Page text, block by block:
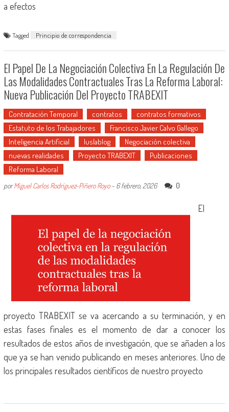
a efectos
Tagged Principio de correspondencia
El Papel De La Negociación Colectiva En La Regulación De
Las Modalidades Contractuales Tras La Reforma Laboral:
Nueva Publicación Del Proyecto TRABEXIT
Contratación Temporal contratos
contratos formativos
Estatuto de los Trabajadores
Francisco Javier Calvo Gallego
Inteligencia Artificial
Iuslablog
Negociación colectiva
nuevas realidades
Proyecto TRABEXIT
Publicaciones
Reforma Laboral
porMiguel Carlos Rodríguez-Piñero Royo- 6 febrero, 2026 0
El
proyecto TRABEXIT se va acercando a su terminación, y en
estas fases finales es el momento de dar a conocer los
resultados de estos años de investigación, que se añaden a los
que ya se han venido publicando en meses anteriores. Uno de
los principales resultados científicos de nuestro proyecto